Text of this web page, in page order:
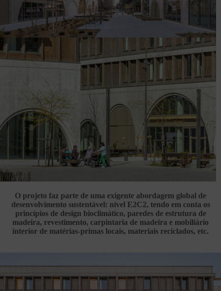
O projeto faz parte de uma exigente abordagem global de
desenvolvimento sustentável: nível E2C2, tendo em conta os
princípios de design bioclimático, paredes de estrutura de
madeira, revestimento, carpintaria de madeira e mobiliário
interior de matérias-primas locais, materiais reciclados, etc.